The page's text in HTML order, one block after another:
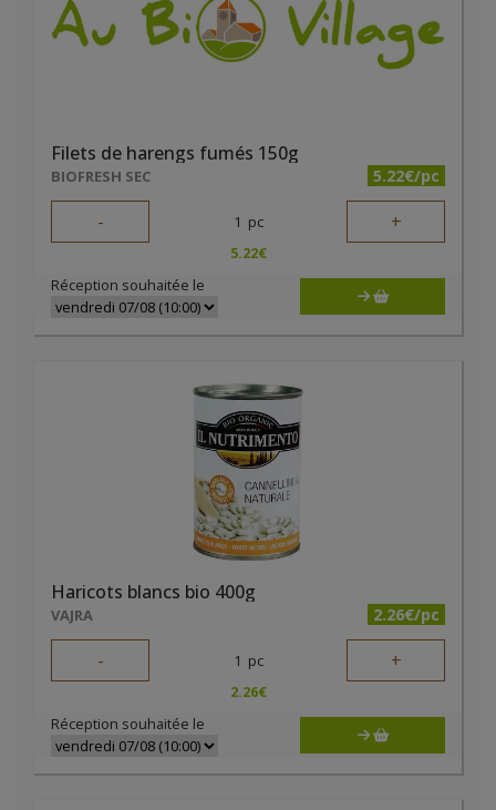
Filets de harengs fumés 150g
BIOFRESH SEC 5.22€/pc
- 1 pc +
5.22€
Réception souhaitée le
Haricots blancs bio 400g
VAJRA 2.26€/pc
- 1 pc +
2.26€
Réception souhaitée le